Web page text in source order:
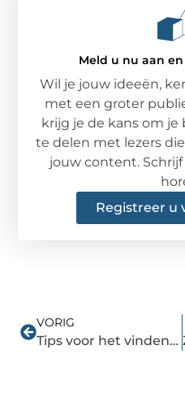
Meld u nu aan
Wil je jouw ideeën,
met een groter
krijg je de kans om
te delen met lezers
jouw content.
Registreer u
VORIG
Tips voor het vinden van de juiste bh